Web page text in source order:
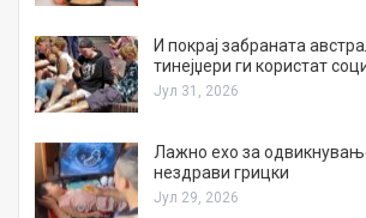
И покрај забраната
тинејџери ги користат
Јул 31, 2026
Лажно ехо за
нездрави грицки
Јул 29, 2026